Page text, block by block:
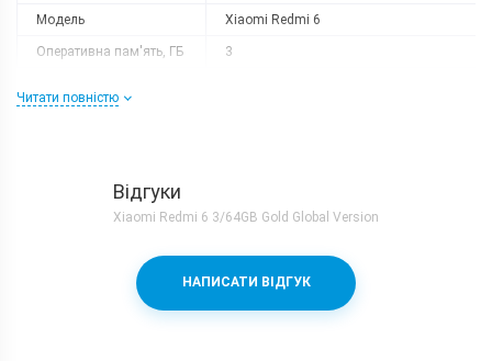
Модель Xiaomi Redmi 6
Оперативна пам'ять, ГБ 3
Кількість ядер 8
Читати повністю
Відгуки
Xiaomi Redmi 6 3/64GB Gold Global Version
НАПИСАТИ ВІДГУК